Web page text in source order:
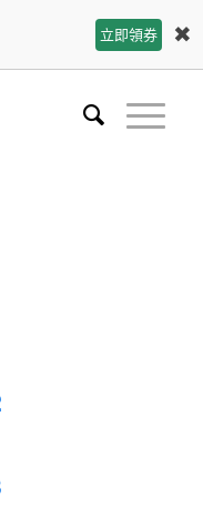
立即領券 ✖